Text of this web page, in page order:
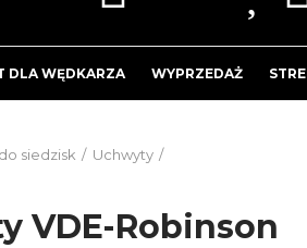
DLA WĘDKARZA WYPRZEDAŻ
siedzisk
Uchwyty
VDE-Robinson